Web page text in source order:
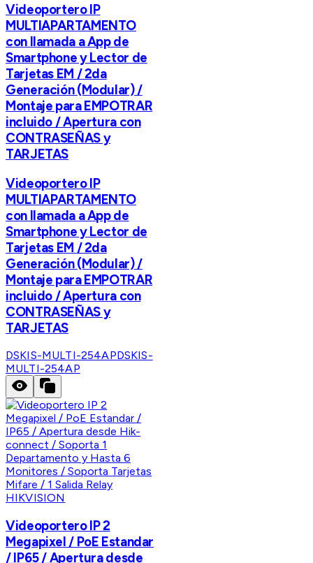
Videoportero IP
MULTIAPARTAMENTO
con llamada a App de
Smartphone y Lector de
Tarjetas EM / 2da
Generación (Modular) /
Montaje para EMPOTRAR
incluido / Apertura con
CONTRASEÑAS y
TARJETAS
Videoportero IP
MULTIAPARTAMENTO
con llamada a App de
Smartphone y Lector de
Tarjetas EM / 2da
Generación (Modular) /
Montaje para EMPOTRAR
incluido / Apertura con
CONTRASEÑAS y
TARJETAS
DSKIS-MULTI-254APDSKIS-
MULTI-254AP
HIKVISION
Videoportero IP 2
Megapixel / PoE Estandar
/ IP65 / Apertura desde